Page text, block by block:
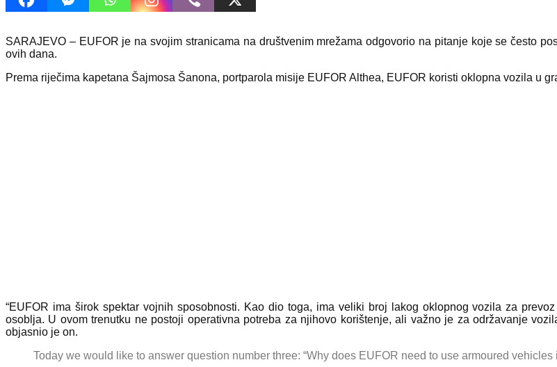
SARAJEVO – EUFOR je na svojim stranicama na društvenim mrežama odgovorio na pitanje koje se često
ovih dana.
Prema riječima kapetana Šajmosa Šanona, portparola misije EUFOR Althea, EUFOR koristi oklopna vozila u
“EUFOR ima širok spektar vojnih sposobnosti. Kao dio toga, ima veliki broj lakog oklopnog vozila za
osoblja. U ovom trenutku ne postoji operativna potreba za njihovo korištenje, ali važno je za održavanje
objasnio je on.
Today we would like to answer question number three: “Why does EUFOR need to use armoured vehicles